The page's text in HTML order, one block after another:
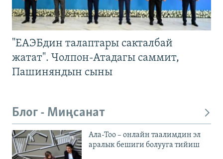
"ЕАЭБдин талаптары сакталбай
жатат". Чолпон-Атадагы саммит,
Пашиняндын сыны
Блог - Миңсанат
Ала-Тоо – онлайн таалимдин эл
аралык бешиги болууга тийиш